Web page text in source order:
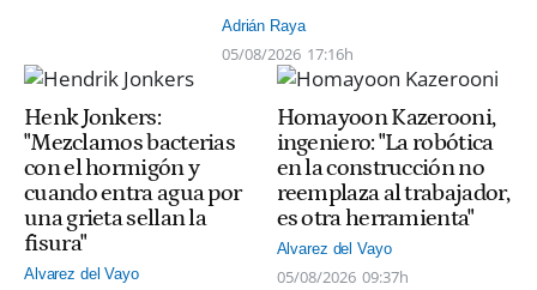
Adrián Raya
05/08/2026 17:16h
Henk Jonkers:
"Mezclamos bacterias
con el hormigón y
cuando entra agua por
una grieta sellan la
fisura"
Alvarez del Vayo
Homayoon Kazerooni,
ingeniero: "La robótica
en la construcción no
reemplaza al trabajador,
es otra herramienta"
Alvarez del Vayo
05/08/2026 09:37h